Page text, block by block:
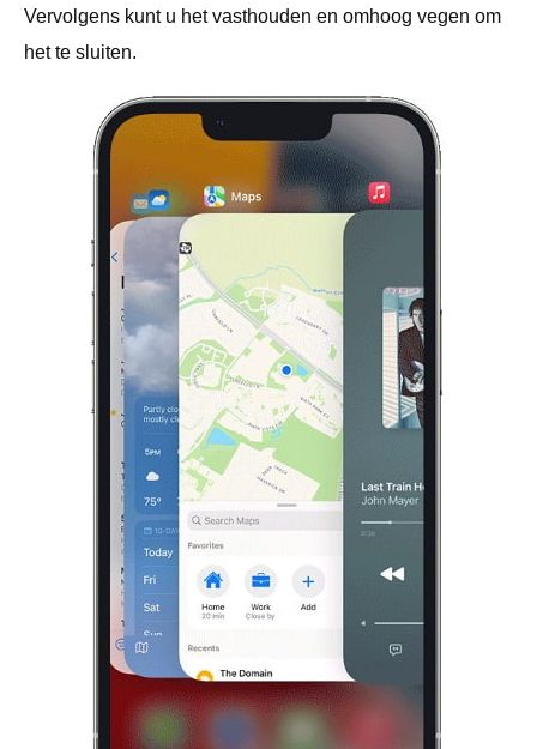
Vervolgens kunt u het vasthouden en omhoog vegen om
het te sluiten.